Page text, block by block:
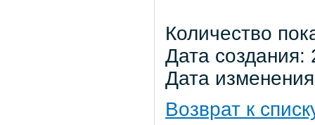
Количество
Дата
Дата
Возврат к